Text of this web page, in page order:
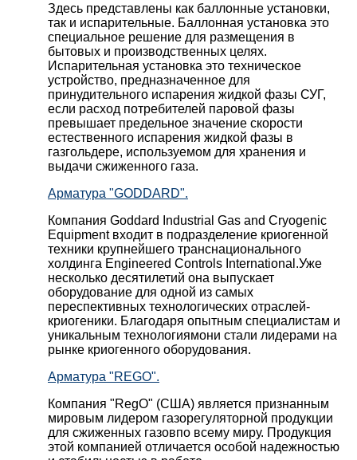
Здесь представлены как баллонные установки,
так и испарительные. Баллонная установка это
специальное решение для размещения в
бытовых и производственных целях.
Испарительная установка это техническое
устройство, предназначенное для
принудительного испарения жидкой фазы СУГ,
если расход потребителей паровой фазы
превышает предельное значение скорости
естественного испарения жидкой фазы в
газгольдере, используемом для хранения и
выдачи сжиженного газа.
Арматура "GODDARD".
Компания Goddard Industrial Gas and Cryogenic
Equipment входит в подразделение криогенной
техники крупнейшего транснационального
холдинга Engineered Controls International.Уже
несколько десятилетий она выпускает
оборудование для одной из самых
переспективных технологических отраслей-
криогеники. Благодаря опытным специалистам и
уникальным технологиямони стали лидерами на
рынке криогенного оборудования.
Арматура "REGO".
Компания "RegO" (США) является признанным
мировым лидером газорегуляторной продукции
для сжиженных газовпо всему миру. Продукция
этой компанией отличается особой надежностью